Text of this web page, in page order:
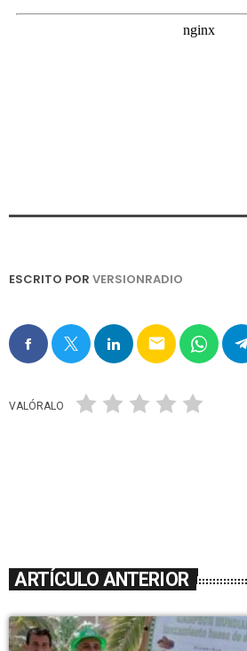
ESCRITO POR VERSIONRADIO
email
VALÓRALO
ARTÍCULO ANTERIOR